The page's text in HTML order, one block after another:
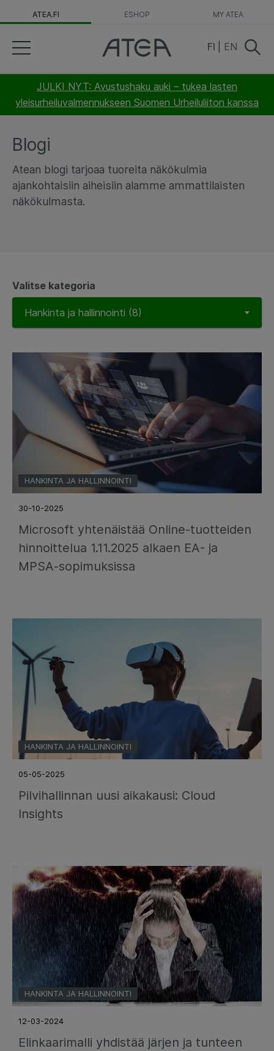
ATEA.FI ESHOP MY ATEA
JULKI NYT: Avustushaku auki – tukea lasten
yleisurheiluvalmennukseen Suomen Urheiluliiton kanssa
FI EN
Blogi
Atean blogi tarjoaa tuoreita näkökulmia
ajankohtaisiin aiheisiin alamme ammattilaisten
näkökulmasta.
Valitse kategoria
HANKINTA JA HALLINNOINTI
30-10-2025
Microsoft yhtenäistää Online-tuotteiden
hinnoittelua 1.11.2025 alkaen EA- ja
MPSA-sopimuksissa
HANKINTA JA HALLINNOINTI
05-05-2025
Pilvihallinnan uusi aikakausi: Cloud
Insights
HANKINTA JA HALLINNOINTI
12-03-2024
Elinkaarimalli yhdistää järjen ja tunteen